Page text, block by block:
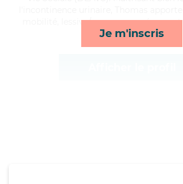
Je m'inscris
mobilité, lessive/repassage, ménage et